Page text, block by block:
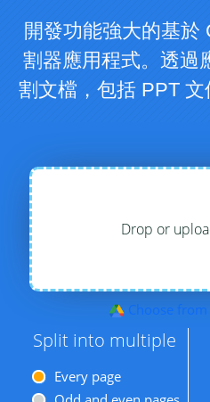
開發功能強大的基於
割器應用程式。透過
割文檔，包括 PPT 文